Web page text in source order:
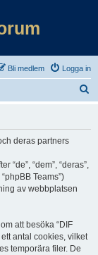
Logga in
Bli medlem
deras partners
“de”, “dem”, “deras”,
Teams”)
av webbplatsen
att besöka “DIF
antal cookies, vilket
temporära filer. De